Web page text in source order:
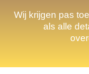
Wij krijgen pas
als alle